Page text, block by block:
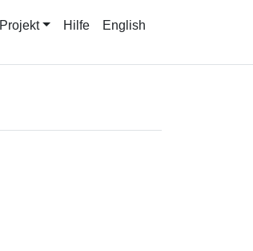
Projekt Hilfe English